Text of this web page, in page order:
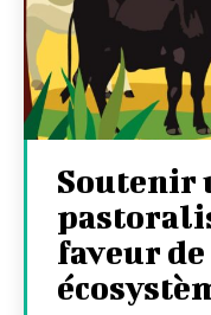
Soutenir
faveur